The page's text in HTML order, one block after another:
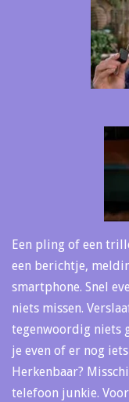
Een pling of een
een berichtje,
smartphone. Snel
niets missen.
tegenwoordig niets
je even of er nog
Herkenbaar?
telefoon junkie.